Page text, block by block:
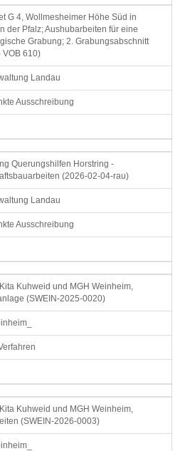
G 4, Wollmesheimer Höhe Süd in
der Pfalz; Aushubarbeiten für eine
Grabung; 2. Grabungsabschnitt
VOB 610)
Landau
Ausschreibung
Querungshilfen Horstring -
(2026-02-04-rau)
Landau
Ausschreibung
Kuhweid und MGH Weinheim,
(SWEIN-2025-0020)
Kuhweid und MGH Weinheim,
(SWEIN-2026-0003)